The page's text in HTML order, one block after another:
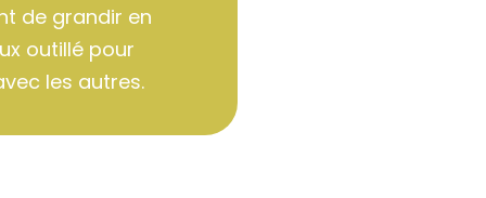
de grandir en
outillé pour
les autres.